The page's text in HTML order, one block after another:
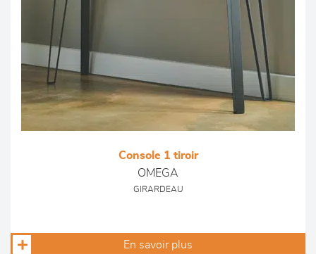
Console 1 tiroir
OMEGA
GIRARDEAU
En savoir plus